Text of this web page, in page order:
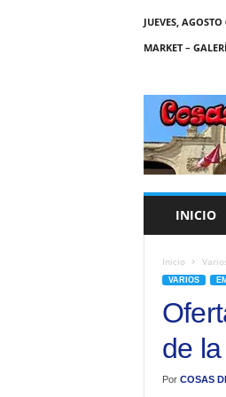
JUEVES,
MARKET –
C
A
S
INICIO
Inicio
VARIOS
de
Por COSAS